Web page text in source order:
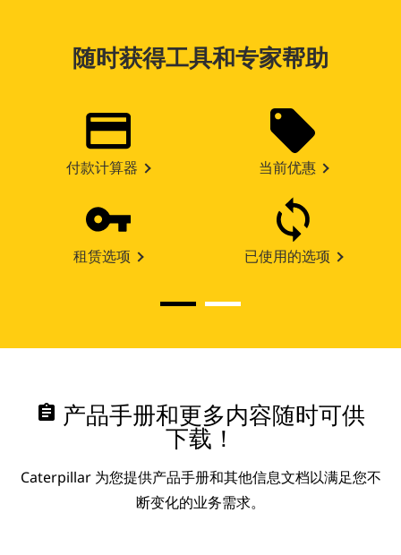
随时获得工具和专家帮助
付款计算器 当前优惠
租赁选项 已使用的选项
assignment 产品手册和更多内容随时可供
下载！
Caterpillar 为您提供产品手册和其他信息文档以满足您不
断变化的业务需求。